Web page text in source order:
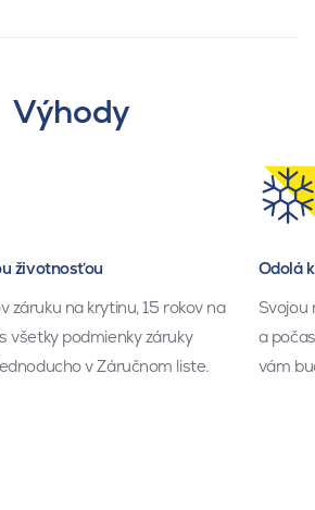
Výhody
životnosťou
záruku na krytinu, 15 rokov na
všetky podmienky záruky
v Záručnom liste.
Odolá
Svojou
a
vám